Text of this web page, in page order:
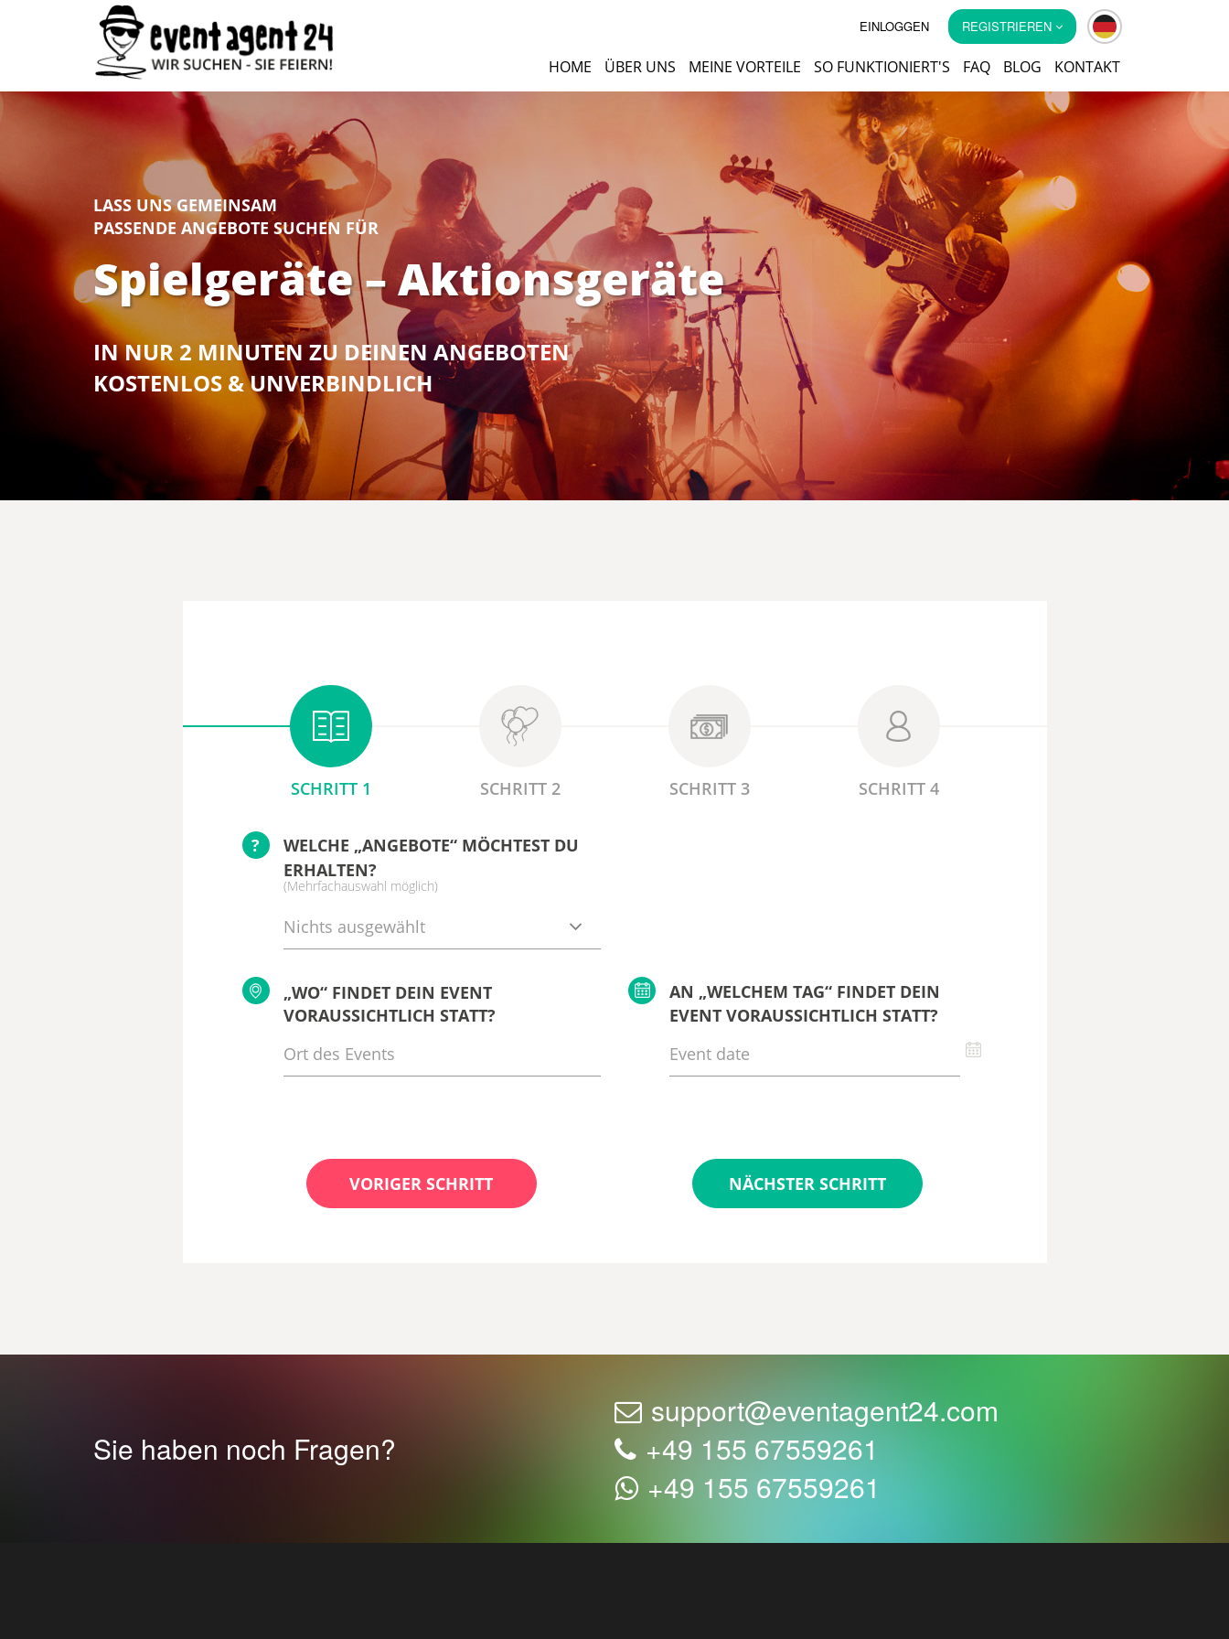
EINLOGGEN REGISTRIEREN
HOME ÜBER UNS MEINE VORTEILE SO FUNKTIONIERT'S FAQ BLOG KONTAKT
LASS UNS GEMEINSAM
PASSENDE ANGEBOTE SUCHEN FÜR
Spielgeräte – Aktionsgeräte
IN NUR 2 MINUTEN ZU DEINEN ANGEBOTEN
KOSTENLOS & UNVERBINDLICH
SCHRITT 1 SCHRITT 2 SCHRITT 3 SCHRITT 4
?
WELCHE „ANGEBOTE“ MÖCHTEST DU
ERHALTEN?
(Mehrfachauswahl möglich)
Nichts ausgewählt
„WO“ FINDET DEIN EVENT
VORAUSSICHTLICH STATT?
AN „WELCHEM TAG“ FINDET DEIN
EVENT VORAUSSICHTLICH STATT?
VORIGER SCHRITT NÄCHSTER SCHRITT
Sie haben noch Fragen?
support@eventagent24.com
+49 155 67559261
+49 155 67559261